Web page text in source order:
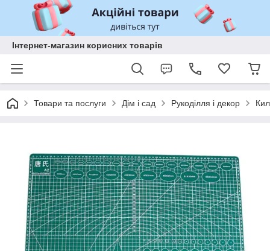
Інтернет-магазин корисних товарів
Товари та послуги Дім і сад Рукоділля і декор